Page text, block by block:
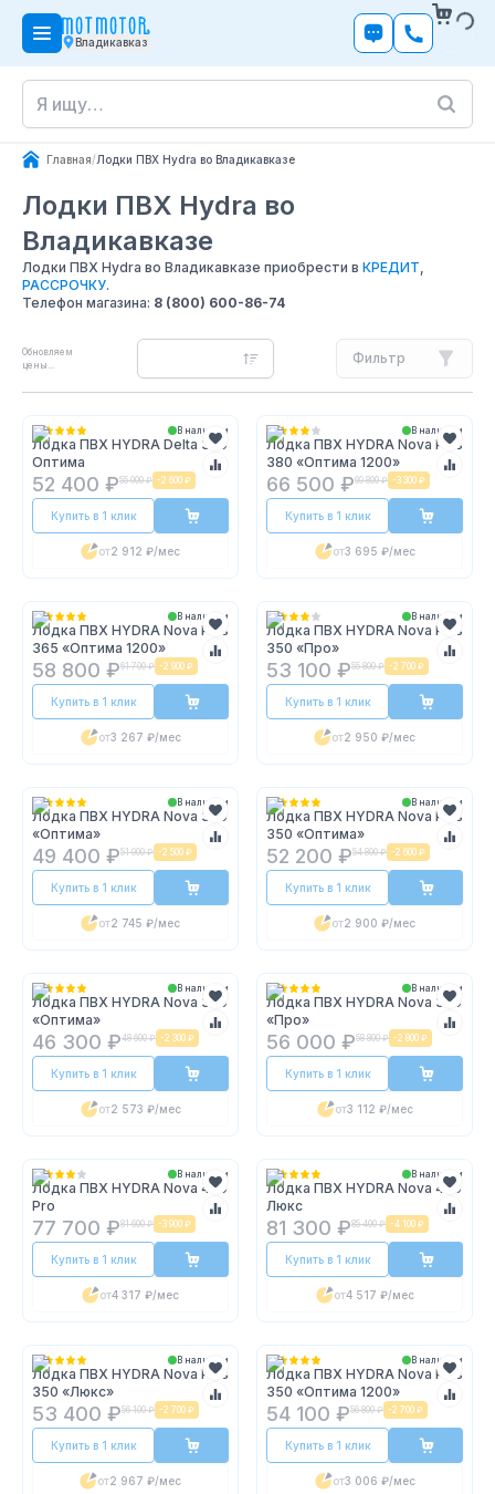
Владикавказ
Главная/Лодки ПВХ Hydra во Владикавказе
Лодки ПВХ Hydra во
Владикавказе
Лодки ПВХ Hydra во Владикавказе приобрести в КРЕДИТ,
РАССРОЧКУ.
Телефон магазина: 8 (800) 600-86-74
Обновляем
цены...
Фильтр
В наличии
Лодка ПВХ HYDRA Delta 350
Оптима
52 400 ₽55 000 ₽ -2 600 ₽
Купить в 1 клик
от2 912 ₽/мес
В наличии
Лодка ПВХ HYDRA Nova Plus
380 «Оптима 1200»
66 500 ₽69 800 ₽ -3 300 ₽
Купить в 1 клик
от3 695 ₽/мес
В наличии
Лодка ПВХ HYDRA Nova Plus
365 «Оптима 1200»
58 800 ₽61 700 ₽ -2 900 ₽
Купить в 1 клик
от3 267 ₽/мес
В наличии
Лодка ПВХ HYDRA Nova Plus
350 «Про»
53 100 ₽55 800 ₽ -2 700 ₽
Купить в 1 клик
от2 950 ₽/мес
В наличии
Лодка ПВХ HYDRA Nova 330
«Оптима»
49 400 ₽51 900 ₽ -2 500 ₽
Купить в 1 клик
от2 745 ₽/мес
В наличии
Лодка ПВХ HYDRA Nova Plus
350 «Оптима»
52 200 ₽54 800 ₽ -2 600 ₽
Купить в 1 клик
от2 900 ₽/мес
В наличии
Лодка ПВХ HYDRA Nova 370
«Оптима»
46 300 ₽48 600 ₽ -2 300 ₽
Купить в 1 клик
от2 573 ₽/мес
В наличии
Лодка ПВХ HYDRA Nova 370
«Про»
56 000 ₽58 800 ₽ -2 800 ₽
Купить в 1 клик
от3 112 ₽/мес
В наличии
Лодка ПВХ HYDRA Nova 400
Pro
77 700 ₽81 600 ₽ -3 900 ₽
Купить в 1 клик
от4 317 ₽/мес
В наличии
Лодка ПВХ HYDRA Nova 400
Люкс
81 300 ₽85 400 ₽ -4 100 ₽
Купить в 1 клик
от4 517 ₽/мес
В наличии
Лодка ПВХ HYDRA Nova Plus
350 «Люкс»
53 400 ₽56 100 ₽ -2 700 ₽
Купить в 1 клик
от2 967 ₽/мес
В наличии
Лодка ПВХ HYDRA Nova Plus
350 «Оптима 1200»
54 100 ₽56 800 ₽ -2 700 ₽
Купить в 1 клик
от3 006 ₽/мес